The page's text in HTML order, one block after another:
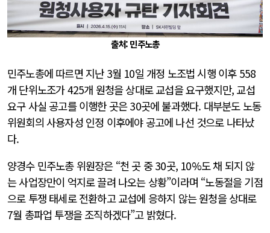
출처: 민주노총
민주노총에 따르면 지난 3월 10일 개정 노조법 시행 이후 558
개 단위노조가 425개 원청을 상대로 교섭을 요구했지만, 교섭
요구 사실 공고를 이행한 곳은 30곳에 불과했다. 대부분도 노동
위원회의 사용자성 인정 이후에야 공고에 나선 것으로 나타났
다.
양경수 민주노총 위원장은 “천 곳 중 30곳, 10%도 채 되지 않
는 사업장만이 억지로 끌려 나오는 상황”이라며 “노동절을 기점
으로 투쟁 태세로 전환하고 교섭에 응하지 않는 원청을 상대로
7월 총파업 투쟁을 조직하겠다”고 밝혔다.